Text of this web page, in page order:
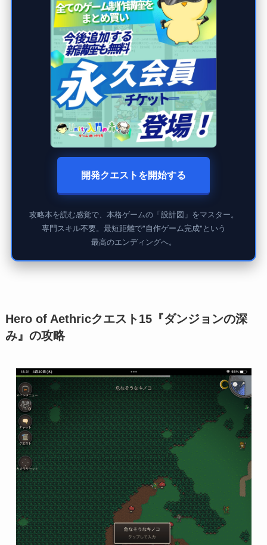
開発クエストを開始する
攻略本を読む感覚で、本格ゲームの「設計図」をマスター。
専門スキル不要。最短距離で"自作ゲーム完成"という
最高のエンディングへ。
Hero of Aethricクエスト15『ダンジョンの深
み』の攻略